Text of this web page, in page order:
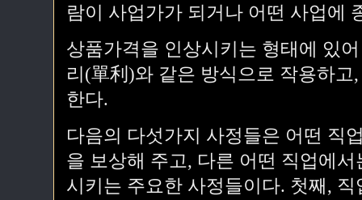
람이 사업가가 되거나 어떤 사업에
상품가격을 인상시키는 형태에 있
리(單利)와 같은 방식으로 작용하
한다.
다음의 다섯가지 사정들은 어떤 직
을 보상해 주고, 다른 어떤 직업에
시키는 주요한 사정들이다. 첫째,